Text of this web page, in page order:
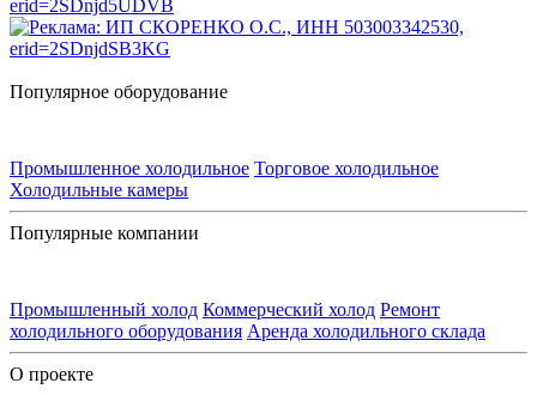
Популярное оборудование
Промышленное холодильное Торговое холодильное
Холодильные камеры
Популярные компании
Промышленный холод Коммерческий холод Ремонт
холодильного оборудования Аренда холодильного склада
О проекте